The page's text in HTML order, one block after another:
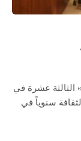
عشرة في
سنوياً في